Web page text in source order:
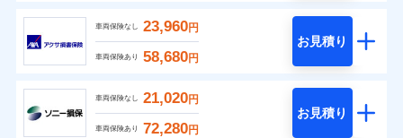
車両保険なし 23,960円
車両保険あり 58,680円
お見積り
車両保険なし 21,020円
車両保険あり 72,280円
お見積り